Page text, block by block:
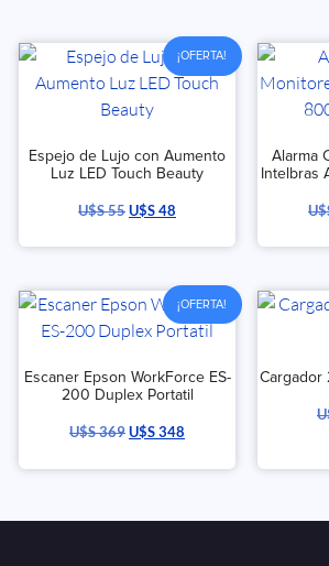
¡OFERTA!
Espejo de Lujo con Aumento
Luz LED Touch Beauty
U$S55U$S48
Alarma
Intelbras
¡OFERTA!
Escaner Epson WorkForce ES-
200 Duplex Portatil
U$S369U$S348
Cargador